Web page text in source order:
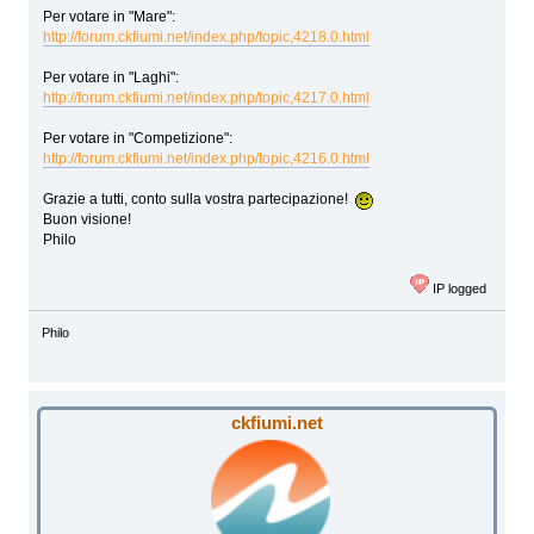
Per votare in "Mare":
http://forum.ckfiumi.net/index.php/topic,4218.0.html
Per votare in "Laghi":
http://forum.ckfiumi.net/index.php/topic,4217.0.html
Per votare in "Competizione":
http://forum.ckfiumi.net/index.php/topic,4216.0.html
Grazie a tutti, conto sulla vostra partecipazione!
Buon visione!
Philo
IP logged
Philo
ckfiumi.net